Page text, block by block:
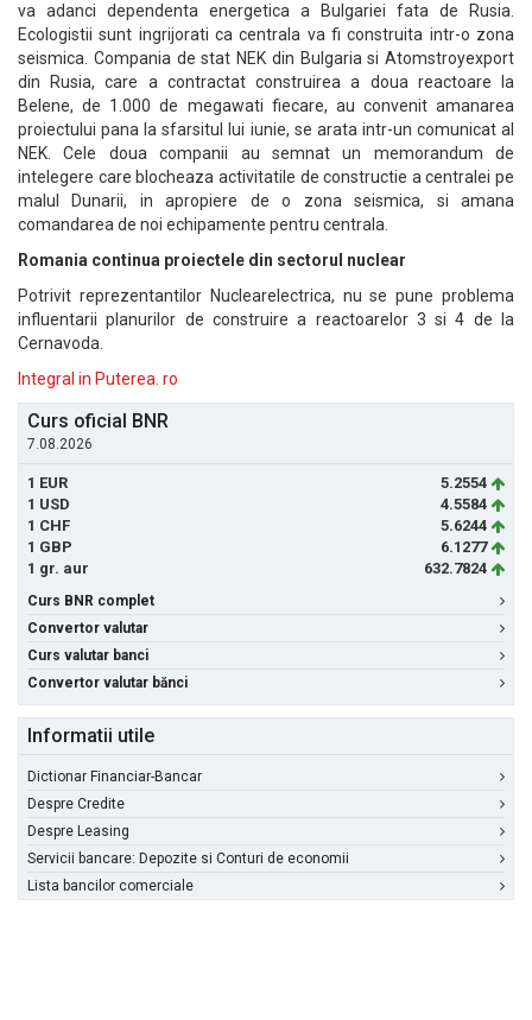
va adanci dependenta energetica a Bulgariei fata de Rusia.
Ecologistii sunt ingrijorati ca centrala va fi construita intr-o zona
seismica. Compania de stat NEK din Bulgaria si Atomstroyexport
din Rusia, care a contractat construirea a doua reactoare la
Belene, de 1.000 de megawati fiecare, au convenit amanarea
proiectului pana la sfarsitul lui iunie, se arata intr-un comunicat al
NEK. Cele doua companii au semnat un memorandum de
intelegere care blocheaza activitatile de constructie a centralei pe
malul Dunarii, in apropiere de o zona seismica, si amana
comandarea de noi echipamente pentru centrala.
Romania continua proiectele din sectorul nuclear
Potrivit reprezentantilor Nuclearelectrica, nu se pune problema
influentarii planurilor de construire a reactoarelor 3 si 4 de la
Cernavoda.
Integral in Puterea. ro
Curs oficial BNR
7.08.2026
1 EUR
5.2554
1 USD
4.5584
1 CHF
5.6244
1 GBP
6.1277
1 gr. aur
632.7824
Curs BNR complet
Convertor valutar
Curs valutar banci
Convertor valutar bănci
Informatii utile
Dictionar Financiar-Bancar
Despre Credite
Despre Leasing
Servicii bancare: Depozite si Conturi de economii
Lista bancilor comerciale